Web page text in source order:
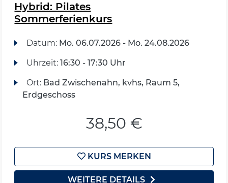
Hybrid: Pilates
Sommerferienkurs
Datum: Mo. 06.07.2026 - Mo. 24.08.2026
Uhrzeit: 16:30 - 17:30 Uhr
Ort: Bad Zwischenahn, kvhs, Raum 5,
Erdgeschoss
38,50 €
KURS MERKEN
WEITERE DETAILS